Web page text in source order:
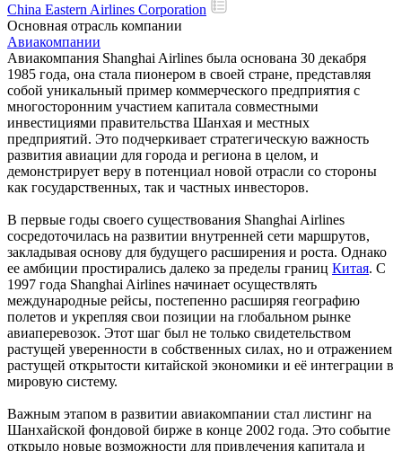
China Eastern Airlines Corporation
Основная отрасль компании
Авиакомпании
Авиакомпания Shanghai Airlines была основана 30 декабря
1985 года, она стала пионером в своей стране, представляя
собой уникальный пример коммерческого предприятия с
многосторонним участием капитала совместными
инвестициями правительства Шанхая и местных
предприятий. Это подчеркивает стратегическую важность
развития авиации для города и региона в целом, и
демонстрирует веру в потенциал новой отрасли со стороны
как государственных, так и частных инвесторов.
В первые годы своего существования Shanghai Airlines
сосредоточилась на развитии внутренней сети маршрутов,
закладывая основу для будущего расширения и роста. Однако
ее амбиции простирались далеко за пределы границ Китая. С
1997 года Shanghai Airlines начинает осуществлять
международные рейсы, постепенно расширяя географию
полетов и укрепляя свои позиции на глобальном рынке
авиаперевозок. Этот шаг был не только свидетельством
растущей уверенности в собственных силах, но и отражением
растущей открытости китайской экономики и её интеграции в
мировую систему.
Важным этапом в развитии авиакомпании стал листинг на
Шанхайской фондовой бирже в конце 2002 года. Это событие
открыло новые возможности для привлечения капитала и